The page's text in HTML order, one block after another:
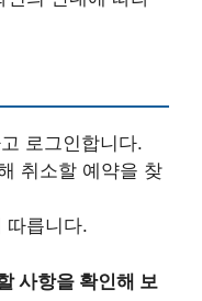
로그인합니다.
취소할 예약을 찾
따릅니다.
사항을 확인해 보